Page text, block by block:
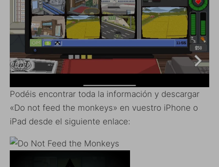
Podéis encontrar toda la información y descargar
«Do not feed the monkeys» en vuestro iPhone o
iPad desde el siguiente enlace: